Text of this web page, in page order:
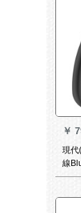
￥
現代
線
ポー